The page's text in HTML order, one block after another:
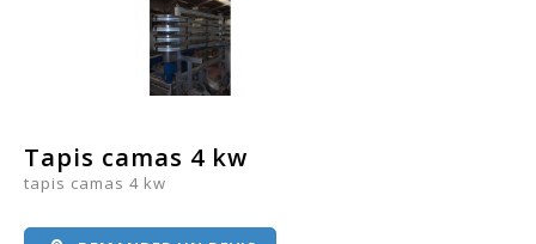
Tapis camas 4 kw
tapis camas 4 kw